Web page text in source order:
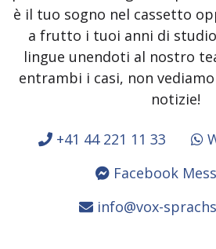
è il tuo sogno nel cassetto
a frutto i tuoi anni di
lingue unendoti al nostro
entrambi i casi, non
notizie!
+41 44 221 11 33
Facebook
info@vox-